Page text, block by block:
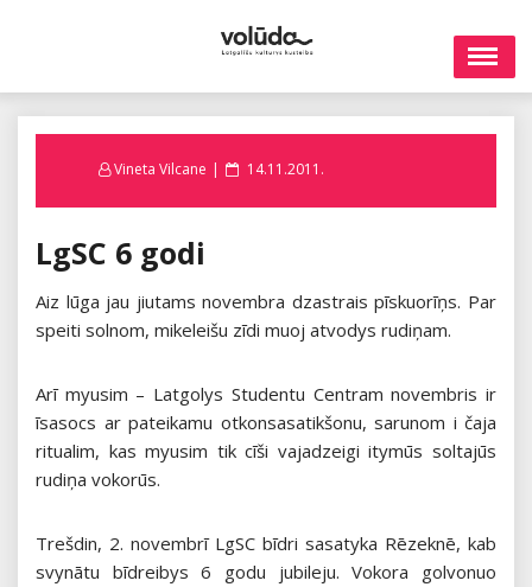
Vineta Vilcane
Posted
14.11.2011.
LgSC 6 godi
Aiz lūga jau jiutams novembra dzastrais pīskuorīņs. Par
speiti solnom, mikeleišu zīdi muoj atvodys rudiņam.
Arī myusim – Latgolys Studentu Centram novembris ir
īsasocs ar pateikamu otkonsasatikšonu, sarunom i čaja
ritualim, kas myusim tik cīši vajadzeigi itymūs soltajūs
rudiņa vokorūs.
Trešdin, 2. novembrī LgSC bīdri sasatyka Rēzeknē, kab
svynātu bīdreibys 6 godu jubileju. Vokora golvonuo